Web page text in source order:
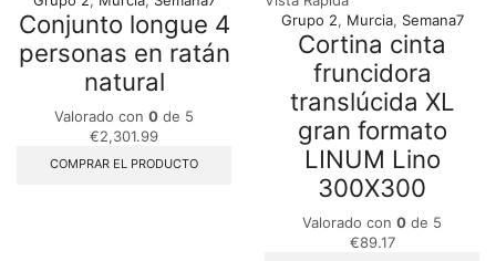
Conjunto longue 4
personas en ratán
natural
Valorado con 0 de 5
€2,301.99
COMPRAR EL PRODUCTO
Grupo 2, Murcia, Semana7
Cortina cinta
fruncidora
translúcida XL
gran formato
LINUM Lino
300X300
Valorado con 0 de 5
€89.17